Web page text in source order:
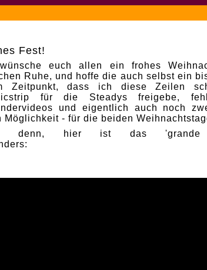
Fest!
euch allen ein frohes
Ruhe, und hoffe die auch selbst ein
Zeitpunkt, dass ich diese Zeilen
für die Steadys freigebe,
und eigentlich auch noch
Möglichkeit - für die beiden
denn, hier ist das 'grande